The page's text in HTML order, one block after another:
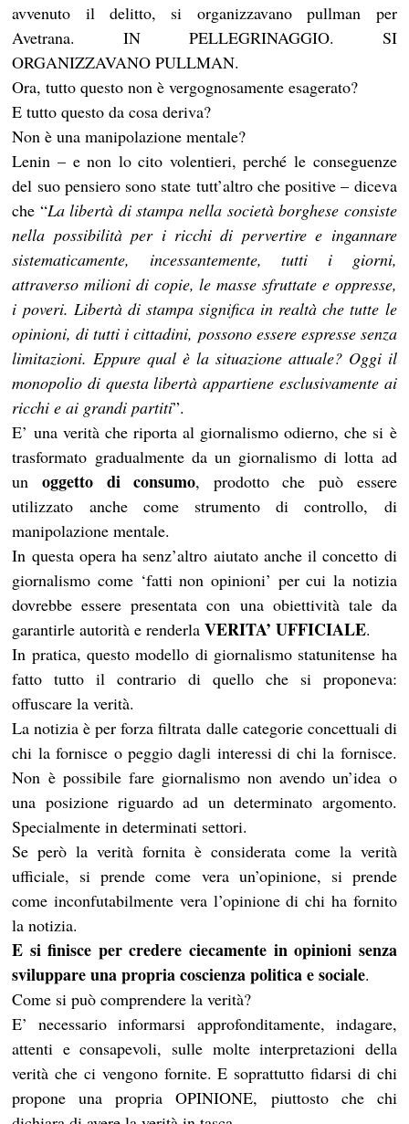
avvenuto il delitto, si organizzavano pullman per
Avetrana. IN PELLEGRINAGGIO. SI
ORGANIZZAVANO PULLMAN.
Ora, tutto questo non è vergognosamente esagerato?
E tutto questo da cosa deriva?
Non è una manipolazione mentale?
Lenin – e non lo cito volentieri, perché le conseguenze
del suo pensiero sono state tutt’altro che positive – diceva
che “La libertà di stampa nella società borghese consiste
nella possibilità per i ricchi di pervertire e ingannare
sistematicamente, incessantemente, tutti i giorni,
attraverso milioni di copie, le masse sfruttate e oppresse,
i poveri. Libertà di stampa significa in realtà che tutte le
opinioni, di tutti i cittadini, possono essere espresse senza
limitazioni. Eppure qual è la situazione attuale? Oggi il
monopolio di questa libertà appartiene esclusivamente ai
ricchi e ai grandi partiti”.
E’ una verità che riporta al giornalismo odierno, che si è
trasformato gradualmente da un giornalismo di lotta ad
unoggetto di consumo, prodotto che può essere
utilizzato anche come strumento di controllo, di
manipolazione mentale.
In questa opera ha senz’altro aiutato anche il concetto di
giornalismo come ‘fatti non opinioni’ per cui la notizia
dovrebbe essere presentata con una obiettività tale da
garantirle autorità e renderlaVERITA’ UFFICIALE.
In pratica, questo modello di giornalismo statunitense ha
fatto tutto il contrario di quello che si proponeva:
offuscare la verità.
La notizia è per forza filtrata dalle categorie concettuali di
chi la fornisce o peggio dagli interessi di chi la fornisce.
Non è possibile fare giornalismo non avendo un’idea o
una posizione riguardo ad un determinato argomento.
Specialmente in determinati settori.
Se però la verità fornita è considerata come la verità
ufficiale, si prende come vera un’opinione, si prende
come inconfutabilmente vera l’opinione di chi ha fornito
la notizia.
E si finisce per credere ciecamente in opinioni senza
sviluppare una propria coscienza politica e sociale.
Come si può comprendere la verità?
E’ necessario informarsi approfonditamente, indagare,
attenti e consapevoli, sulle molte interpretazioni della
verità che ci vengono fornite. E soprattutto fidarsi di chi
propone una propria OPINIONE, piuttosto che chi